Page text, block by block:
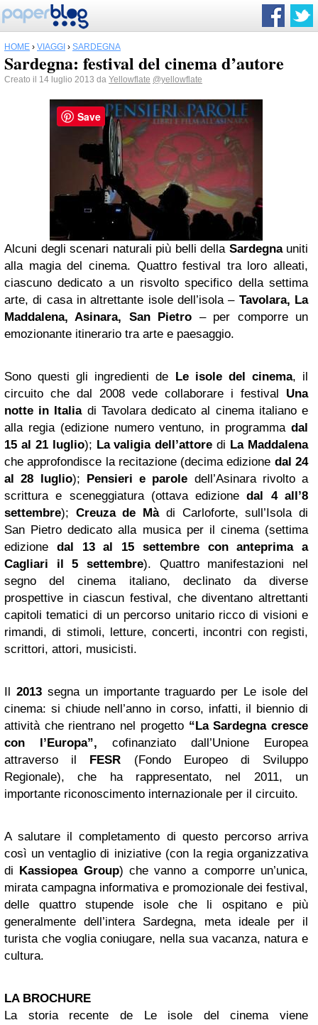
HOME › VIAGGI › SARDEGNA
Sardegna: festival del cinema d’autore
Creato il 14 luglio 2013 da Yellowflate @yellowflate
Alcuni degli scenari naturali più belli della Sardegnauniti
alla magia del cinema. Quattro festival tra loro alleati,
ciascuno dedicato a un risvolto specifico della settima
arte, di casa in altrettante isole dell’isola – Tavolara, La
Maddalena, Asinara, San Pietro – per comporre un
emozionante itinerario tra arte e paesaggio.
Sono questi gli ingredienti de Le isole del cinema, il
circuito che dal 2008 vede collaborare i festival Una
notte in Italiadi Tavolara dedicato al cinema italiano e
alla regia (edizione numero ventuno, in programma dal
15 al 21 luglio); La valigia dell’attore di La Maddalena
che approfondisce la recitazione (decima edizione dal 24
al 28 luglio); Pensieri e parole dell’Asinara rivolto a
scrittura e sceneggiatura (ottava edizionedal 4 all’8
settembre); Creuza de Màdi Carloforte, sull’Isola di
San Pietro dedicato alla musica per il cinema (settima
edizione dal 13 al 15 settembre con anteprima a
Cagliari il 5 settembre). Quattro manifestazioni nel
segno del cinema italiano, declinato da diverse
prospettive in ciascun festival, che diventano altrettanti
capitoli tematici di un percorso unitario ricco di visioni e
rimandi, di stimoli, letture, concerti, incontri con registi,
scrittori, attori, musicisti.
Il 2013segna un importante traguardo per Le isole del
cinema: si chiude nell’anno in corso, infatti, il biennio di
attività che rientrano nel progetto “La Sardegna cresce
con l’Europa”, cofinanziato dall’Unione Europea
attraverso il FESR (Fondo Europeo di Sviluppo
Regionale), che ha rappresentato, nel 2011, un
importante riconoscimento internazionale per il circuito.
A salutare il completamento di questo percorso arriva
così un ventaglio di iniziative (con la regia organizzativa
di Kassiopea Group) che vanno a comporre un’unica,
mirata campagna informativa e promozionale dei festival,
delle quattro stupende isole che li ospitano e più
generalmente dell’intera Sardegna, meta ideale per il
turista che voglia coniugare, nella sua vacanza, natura e
cultura.
LA BROCHURE
La storia recente de Le isole del cinema viene
Save